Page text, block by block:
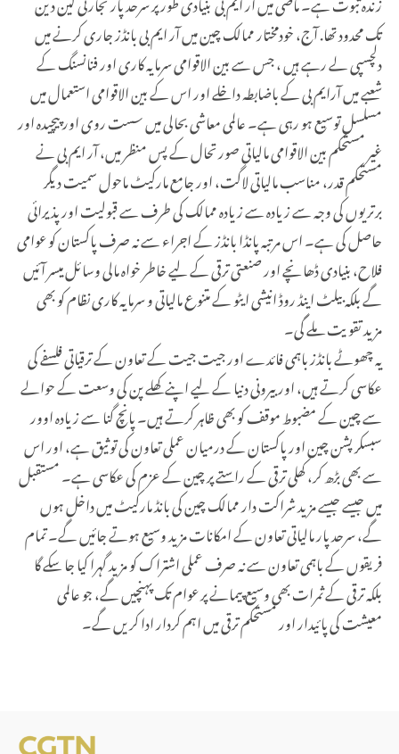
تک محدود تھا. آج، خودمختار ممالک چین میں آر ایم بی بانڈز جاری کرنے میں
دلچسپی لے رہے ہیں ، جس سے بین الاقوامی سرمایہ کاری اور فنانسنگ کے
شعبے میں آرایم بی کے باضابطہ داخلے اور اس کے بین الاقوامی استعمال میں
مسلسل توسیع ہو رہی ہے۔ عالمی معاشی بحالی میں سست روی اور پیچیدہ اور
غیر مستحکم بین الاقوامی مالیاتی صورتحال کے پس منظر میں، آر ایم بی نے
مستحکم قدر، مناسب مالیاتی لاگت، اور جامع مارکیٹ ماحول سمیت دیگر
برتریوں کی وجہ سے زیادہ سے زیادہ ممالک کی طرف سے قبولیت اور پذیرائی
حاصل کی ہے۔ اس مرتبہ پانڈا بانڈز کے اجراء سے نہ صرف پاکستان کو عوامی
فلاح، بنیادی ڈھانچے اور صنعتی ترقی کے لیے خاطر خواہ مالی وسائل میسر آئیں
گے بلکہ بیلٹ اینڈ روڈ انیشی ایٹو کے متنوع مالیاتی و سرمایہ کاری نظام کو بھی
مزید تقویت ملے گی۔
یہ چھوٹے بانڈز باہمی فائدے اور جیت جیت کے تعاون کے ترقیاتی فلسفے کی
عکاسی کرتے ہیں، اور بیرونی دنیا کے لیے اپنے کھلے پن کی وسعت کے حوالے
سے چین کے مضبوط موقف کو بھی ظاہر کرتے ہیں۔ پانچ گنا سے زیادہ اوور
سبسکرپشن چین اور پاکستان کے درمیان عملی تعاون کی توثیق ہے، اور اس
سے بھی بڑھ کر، کھلی ترقی کے راستے پر چین کے عزم کی عکاسی ہے۔ مستقبل
میں جیسے جیسے مزید شراکت دار ممالک چین کی بانڈ مارکیٹ میں داخل ہوں
گے، سرحد پار مالیاتی تعاون کے امکانات مزید وسیع ہوتے جائیں گے۔ تمام
فریقوں کے باہمی تعاون سے نہ صرف عملی اشتراک کو مزید گہرا کیا جا سکے گا
بلکہ ترقی کے ثمرات بھی وسیع پیمانے پر عوام تک پہنچیں گے، جو عالمی
معیشت کی پائیدار اور مستحکم ترقی میں اہم کردار ادا کریں گے۔